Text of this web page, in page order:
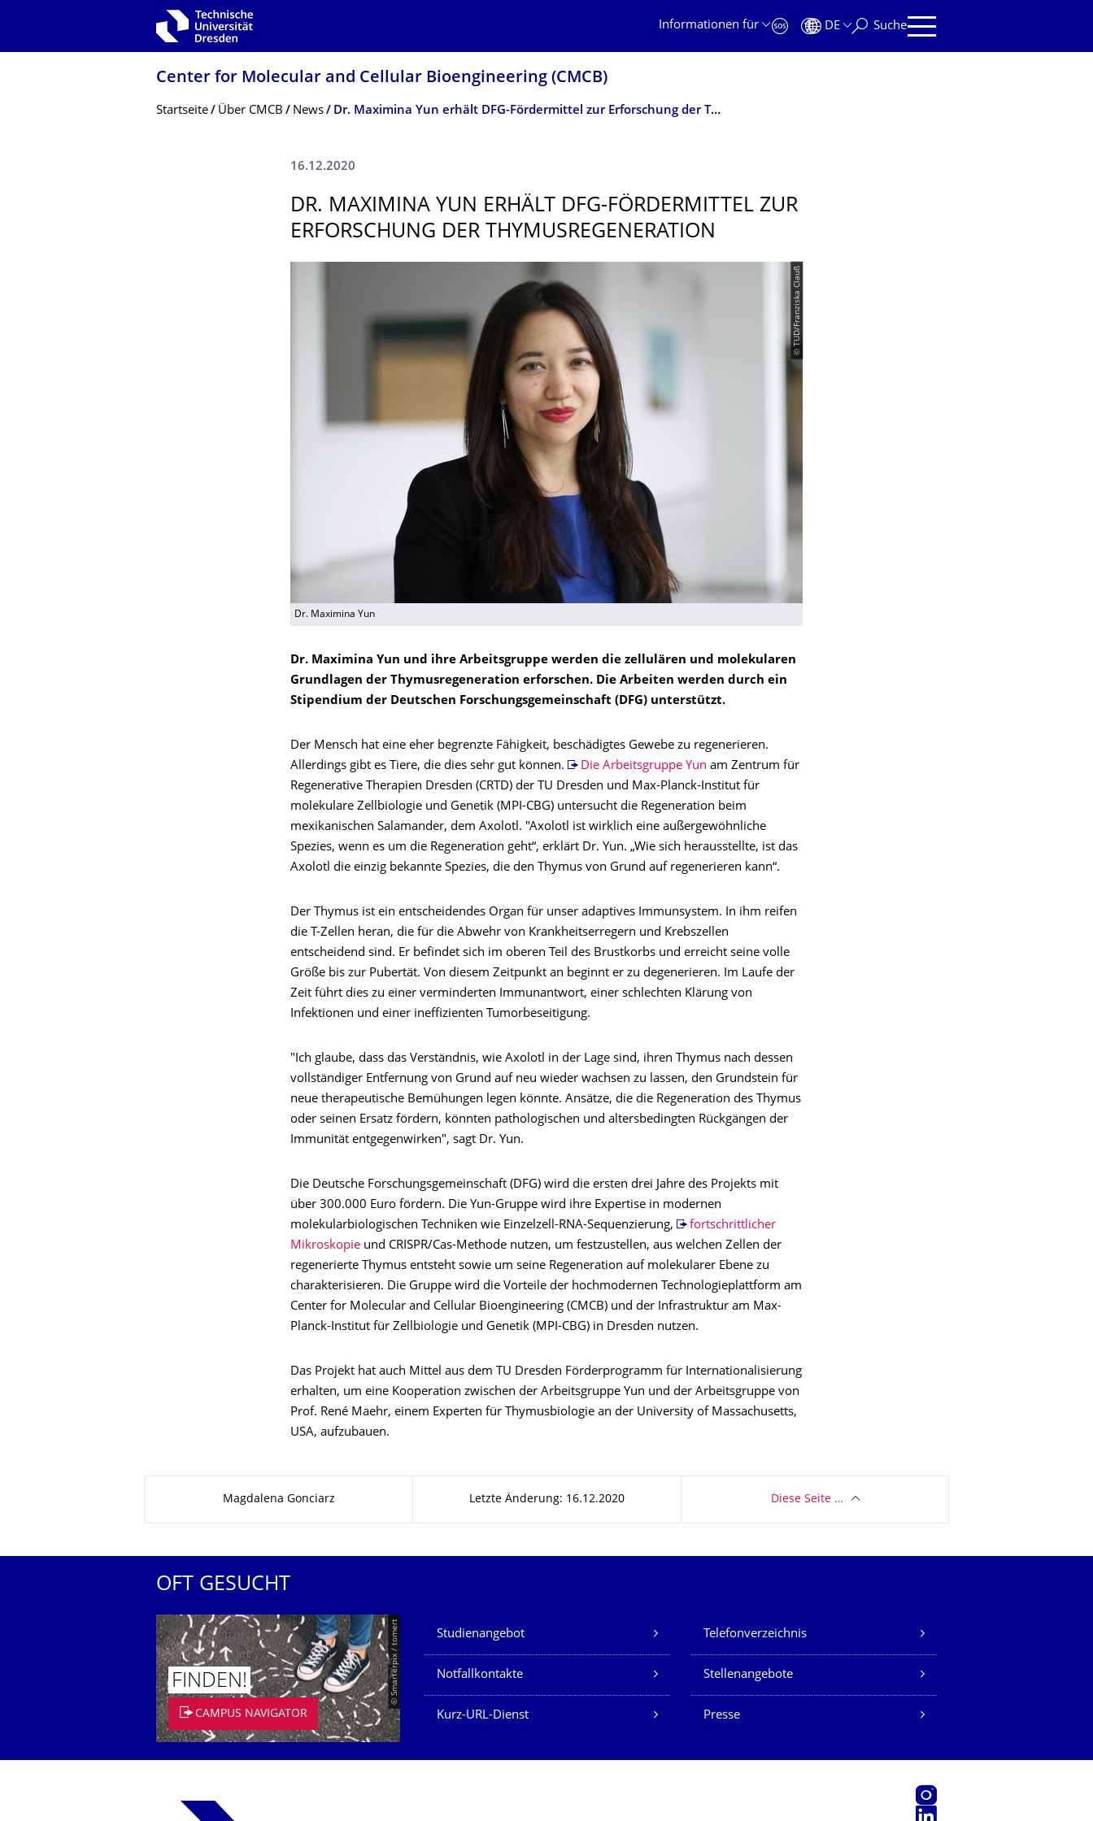
Zur Hauptnavigation springen
Informationen für
DE Suche
Center for Molecular and Cellular Bioengineering (CMCB)
Breadcrumb-Menü
Startseite Über CMCB News Dr. Maximina Yun erhält DFG-Fördermittel zur Erforschung der Thymusregeneration
16.12.2020
DR. MAXIMINA YUN ERHÄLT DFG-FÖRDERMITTEL ZUR
ERFORSCHUNG DER THYMUSREGENERA­TION
© TUD/Franziska Clauß
Dr. Maximina Yun
Dr. Maximina Yun und ihre Arbeitsgruppe werden die zellulären und molekularen
Grundlagen der Thymusregeneration erforschen. Die Arbeiten werden durch ein
Stipendium der Deutschen Forschungsgemeinschaft (DFG) unterstützt.
Der Mensch hat eine eher begrenzte Fähigkeit, beschädigtes Gewebe zu regenerieren.
Allerdings gibt es Tiere, die dies sehr gut können.
Die Arbeitsgruppe Yun am Zentrum für
Regenerative Therapien Dresden (CRTD) der TU Dresden und Max-Planck-Institut für
molekulare Zellbiologie und Genetik (MPI-CBG) untersucht die Regeneration beim
mexikanischen Salamander, dem Axolotl. "Axolotl ist wirklich eine außergewöhnliche
Spezies, wenn es um die Regeneration geht“, erklärt Dr. Yun. „Wie sich herausstellte, ist das
Axolotl die einzig bekannte Spezies, die den Thymus von Grund auf regenerieren kann“.
Der Thymus ist ein entscheidendes Organ für unser adaptives Immunsystem. In ihm reifen
die T-Zellen heran, die für die Abwehr von Krankheitserregern und Krebszellen
entscheidend sind. Er befindet sich im oberen Teil des Brustkorbs und erreicht seine volle
Größe bis zur Pubertät. Von diesem Zeitpunkt an beginnt er zu degenerieren. Im Laufe der
Zeit führt dies zu einer verminderten Immunantwort, einer schlechten Klärung von
Infektionen und einer ineffizienten Tumorbeseitigung.
"Ich glaube, dass das Verständnis, wie Axolotl in der Lage sind, ihren Thymus nach dessen
vollständiger Entfernung von Grund auf neu wieder wachsen zu lassen, den Grundstein für
neue therapeutische Bemühungen legen könnte. Ansätze, die die Regeneration des Thymus
oder seinen Ersatz fördern, könnten pathologischen und altersbedingten Rückgängen der
Immunität entgegenwirken", sagt Dr. Yun.
Die Deutsche Forschungsgemeinschaft (DFG) wird die ersten drei Jahre des Projekts mit
über 300.000 Euro fördern. Die Yun-Gruppe wird ihre Expertise in modernen
molekularbiologischen Techniken wie Einzelzell-RNA-Sequenzierung,
fortschrittlicher
Mikroskopie und CRISPR/Cas-Methode nutzen, um festzustellen, aus welchen Zellen der
regenerierte Thymus entsteht sowie um seine Regeneration auf molekularer Ebene zu
charakterisieren. Die Gruppe wird die Vorteile der hochmodernen Technologieplattform am
Center for Molecular and Cellular Bioengineering (CMCB) und der Infrastruktur am Max-
Planck-Institut für Zellbiologie und Genetik (MPI-CBG) in Dresden nutzen.
Das Projekt hat auch Mittel aus dem TU Dresden Förderprogramm für Internationalisierung
erhalten, um eine Kooperation zwischen der Arbeitsgruppe Yun und der Arbeitsgruppe von
Prof. René Maehr, einem Experten für Thymusbiologie an der University of Massachusetts,
USA, aufzubauen.
Magdalena Gonciarz Letzte Änderung: 16.12.2020 Diese Seite …
OFT GESUCHT
© Smarterpix / tomert
FINDEN!
CAMPUS NAVIGATOR
Unsere Dienste
Studienangebot Telefonverzeichnis
Notfallkontakte Stellenangebote
Kurz-URL-Dienst Presse
Instagram
LinkedIn